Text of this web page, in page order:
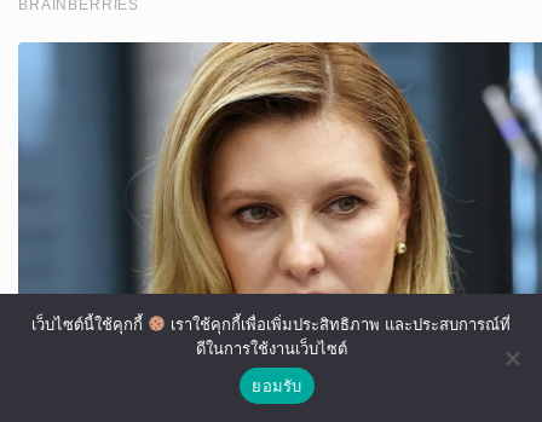
เว็บไซต์นี้ใช้คุกกี้
เราใช้คุกกี้เพื่อเพิ่มประสิทธิภาพ และประสบการณ์ที่
ดีในการใช้งานเว็บไซต์
ยอมรับ